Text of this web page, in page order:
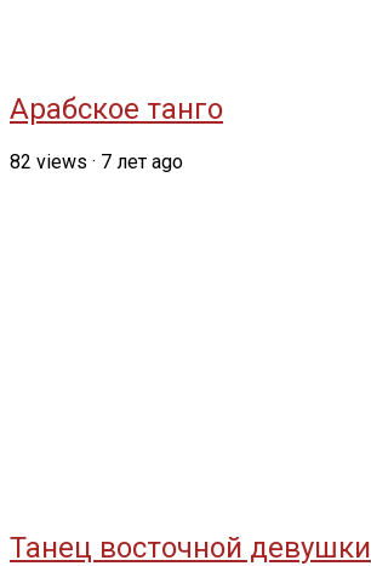
Арабское танго
82 views · 7 лет ago
Танец восточной девушки